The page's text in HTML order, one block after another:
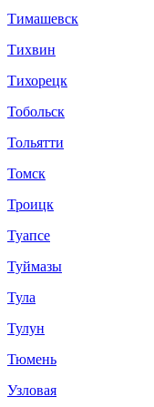
Тимашевск
Тихвин
Тихорецк
Тобольск
Тольятти
Томск
Троицк
Туапсе
Туймазы
Тула
Тулун
Тюмень
Узловая